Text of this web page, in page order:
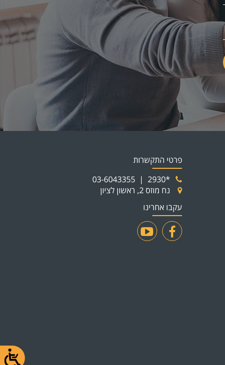
פרטי התקשרות
*2930
|
03-6043355
נח מוזס 2, ראשון לציון
עקבו אחרינו